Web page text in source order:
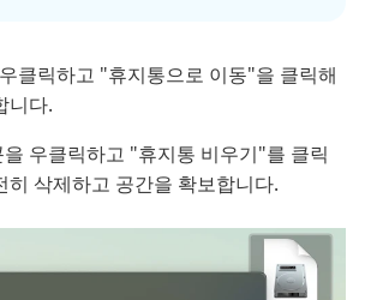
클릭하고 "휴지통으로 이동"을 클릭해
니다.
우클릭하고 "휴지통 비우기"를 클릭
히 삭제하고 공간을 확보합니다.